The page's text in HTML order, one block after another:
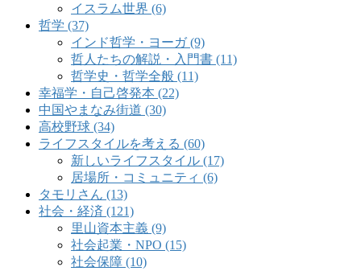
イスラム世界 (6)
哲学 (37)
インド哲学・ヨーガ (9)
哲人たちの解説・入門書 (11)
哲学史・哲学全般 (11)
幸福学・自己啓発本 (22)
中国やまなみ街道 (30)
高校野球 (34)
ライフスタイルを考える (60)
新しいライフスタイル (17)
居場所・コミュニティ (6)
タモリさん (13)
社会・経済 (121)
里山資本主義 (9)
社会起業・NPO (15)
社会保障 (10)